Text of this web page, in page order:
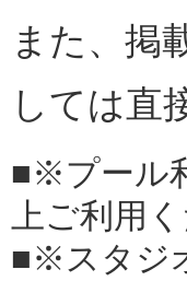
また、掲
しては直
■※プール
上ご利用く
■※スタジ